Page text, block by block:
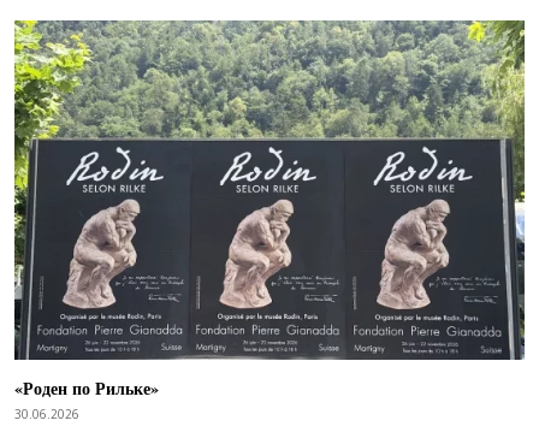
«Роден по Рильке»
30.06.2026